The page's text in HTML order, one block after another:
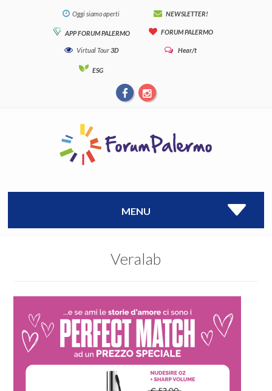
Oggi siamo aperti NEWSLETTER!
APP FORUM PALERMO FORUM PALERMO
Virtual Tour3D Hear/t
ESG
MENU
Veralab